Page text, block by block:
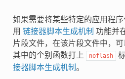
如果需要将某些特定的应用程
用 链接器脚本生成机制 功能并
片段文件，在该片段文件中，
其中的个别函数打上
noflash
接器脚本生成机制 。